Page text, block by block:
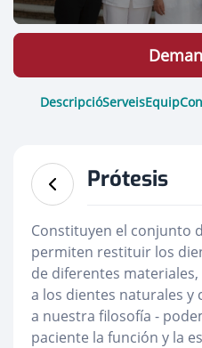
DescripcióServeisEquip
Prótesis
Constituyen el conjunto
permiten restituir los
de diferentes
a los dientes naturales y
a nuestra filosofía -
paciente la función y la